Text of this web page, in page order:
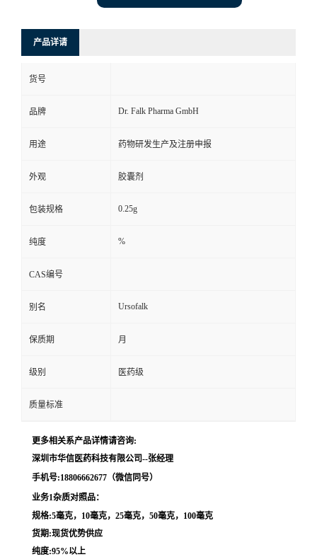
联
在
线
留
言
产品详请
货号
品牌 Dr. Falk Pharma GmbH
用途 药物研发生产及注册申报
外观 胶囊剂
包装规格 0.25g
纯度 %
CAS编号
别名 Ursofalk
保质期 月
级别 医药级
质量标准
更多相关系产品详情请咨询:
深圳市华信医药科技有限公司--张经理
手机号:18806662677（微信同号）
业务1杂质对照品：
规格:5毫克，10毫克，25毫克，50毫克，100毫克
货期:现货优势供应
纯度:95%以上